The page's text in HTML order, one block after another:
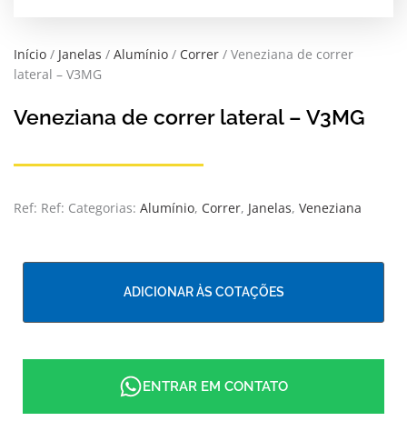
Início / Janelas / Alumínio / Correr / Veneziana de correr
lateral – V3MG
Veneziana de correr lateral – V3MG
Ref: Ref: Categorias: Alumínio, Correr, Janelas, Veneziana
ADICIONAR ÀS COTAÇÕES
ENTRAR EM CONTATO